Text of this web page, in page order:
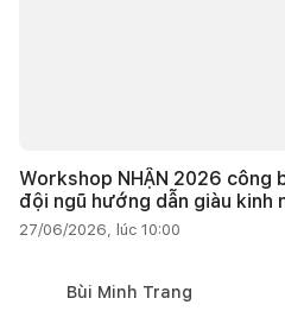
Workshop NHẬN 2026 công
đội ngũ hướng dẫn giàu kinh
27/06/2026, lúc 10:00
Bùi Minh Trang